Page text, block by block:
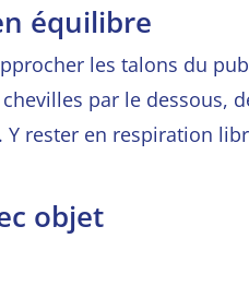
équilibre
les talons du
par le
Y rester en respiration
objet